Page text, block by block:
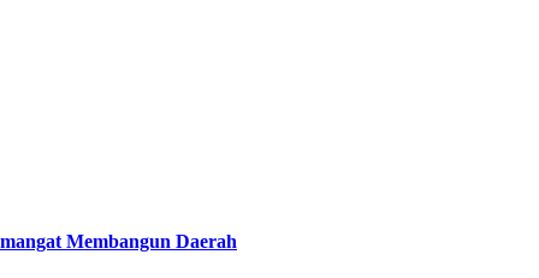
Membangun Daerah